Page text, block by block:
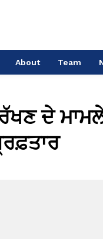
About Team
ਦੇ ਮਾਮਲੇ